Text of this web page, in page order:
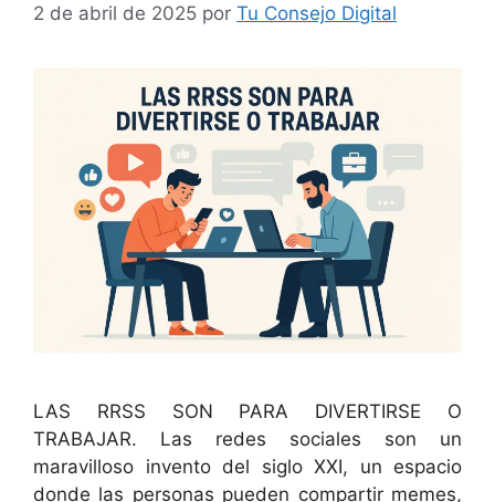
2 de abril de 2025 por Tu Consejo Digital
LAS RRSS SON PARA DIVERTIRSE O
TRABAJAR. Las redes sociales son un
maravilloso invento del siglo XXI, un espacio
donde las personas pueden compartir memes,